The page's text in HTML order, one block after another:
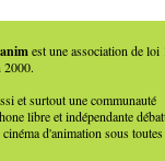
est une association de loi
2000.
et surtout une communauté
libre et indépendante
d'animation sous toutes